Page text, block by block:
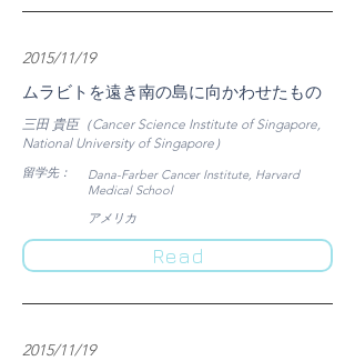
2015/11/19
ムラビトを遠き南の島に向かわせたもの
三田 貴臣（Cancer Science Institute of Singapore,
National University of Singapore）
​留学先：
Dana-Farber Cancer Institute, Harvard
Medical School
​アメリカ
Read
2015/11/19